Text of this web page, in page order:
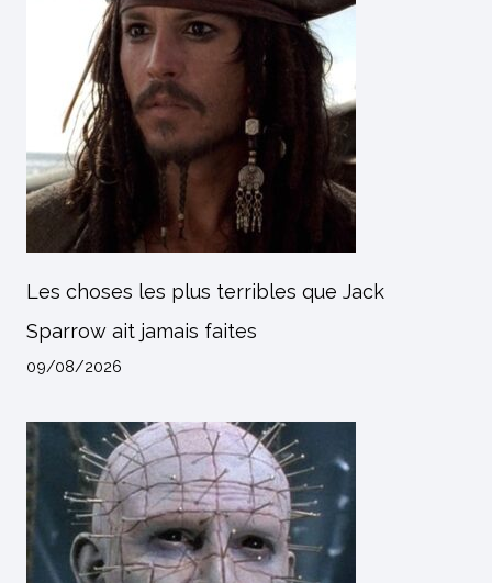
Les choses les plus terribles que Jack
Sparrow ait jamais faites
09/08/2026